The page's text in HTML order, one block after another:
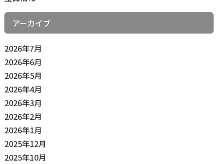
アーカイブ
2026年7月
2026年6月
2026年5月
2026年4月
2026年3月
2026年2月
2026年1月
2025年12月
2025年10月